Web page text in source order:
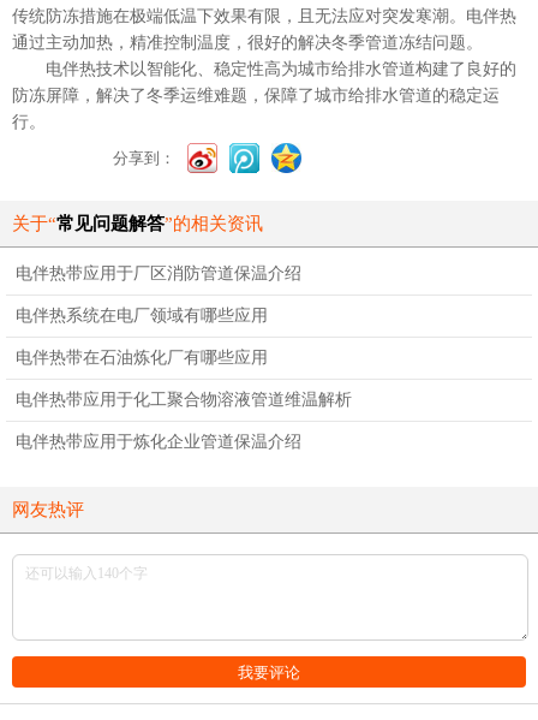
传统防冻措施在极端低温下效果有限，且无法应对突发寒潮。电伴热
通过主动加热，精准控制温度，很好的解决冬季管道冻结问题。
电伴热技术以智能化、稳定性高为城市给排水管道构建了良好的
防冻屏障，解决了冬季运维难题，保障了城市给排水管道的稳定运
行。
分享到：
关于“常见问题解答”的相关资讯
电伴热带应用于厂区消防管道保温介绍
电伴热系统在电厂领域有哪些应用
电伴热带在石油炼化厂有哪些应用
电伴热带应用于化工聚合物溶液管道维温解析
电伴热带应用于炼化企业管道保温介绍
网友热评